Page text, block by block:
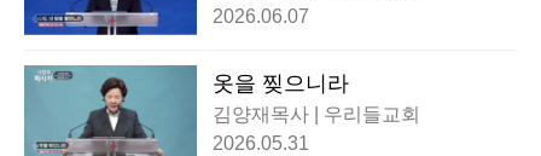
2026.06.07
옷을 찢으니라
김양재목사 | 우리들교회
2026.05.31